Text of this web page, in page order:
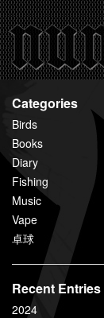
百
鬼
夜
行
Categories
Birds
Books
Diary
Fishing
Music
Vape
卓球
Recent Entries
2024